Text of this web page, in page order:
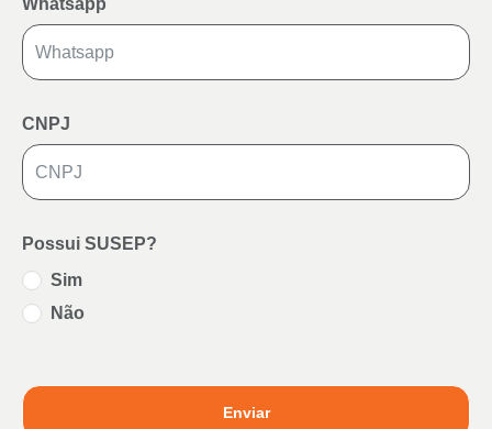
Whatsapp
CNPJ
Possui SUSEP?
Sim
Não
Enviar